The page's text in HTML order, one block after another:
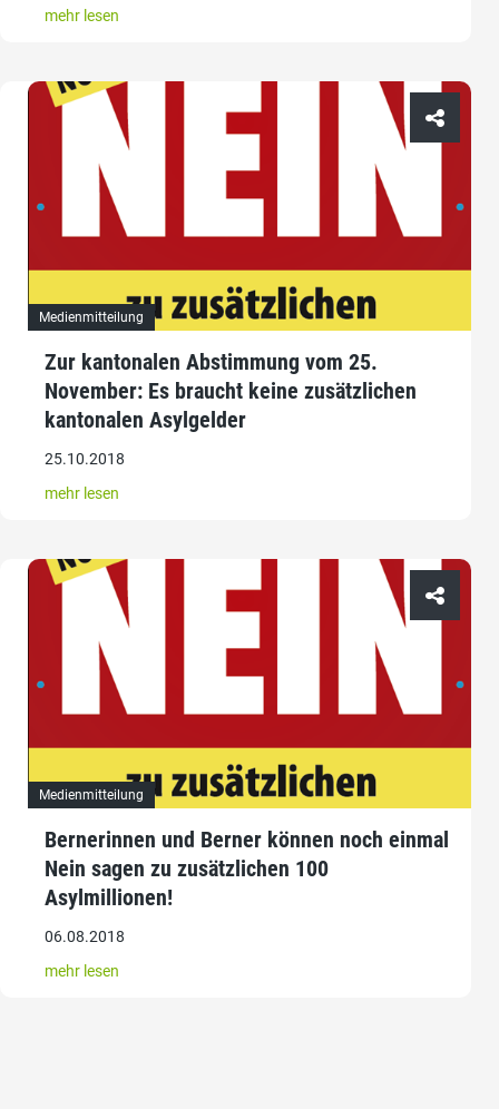
mehr lesen
Medienmitteilung
Zur kantonalen Abstimmung vom 25.
November: Es braucht keine zusätzlichen
kantonalen Asylgelder
25.10.2018
mehr lesen
Medienmitteilung
Bernerinnen und Berner können noch einmal
Nein sagen zu zusätzlichen 100
Asylmillionen!
06.08.2018
mehr lesen